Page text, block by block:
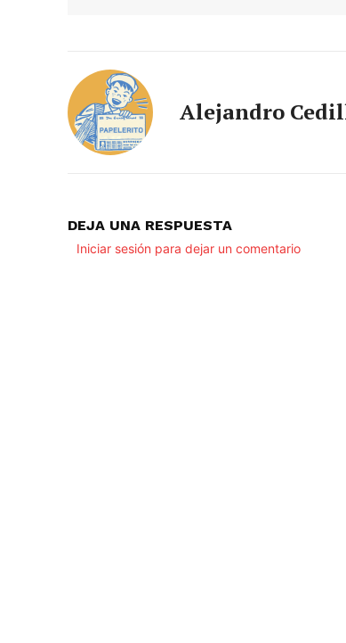
Alejandro
DEJA UNA RESPUESTA
Iniciar sesión para dejar un comentario